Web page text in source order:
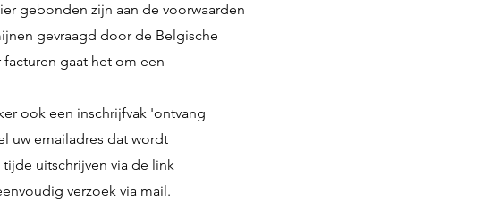
gebonden zijn aan de voorwaarden
gevraagd door de Belgische
gaat het om een
ook een inschrijfvak 'ontvang
uw emailadres dat wordt
uitschrijven via de link
verzoek via mail.